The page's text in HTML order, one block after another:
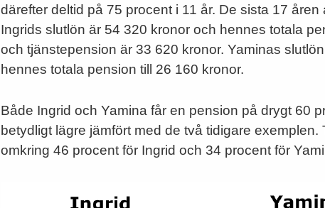
därefter deltid på 75 procent i 11 år. De sista 17 åren
Ingrids slutlön är 54 320 kronor och hennes totala
och tjänstepension är 33 620 kronor. Yaminas
hennes totala pension till 26 160 kronor.
Både Ingrid och Yamina får en pension på drygt 60
betydligt lägre jämfört med de två tidigare
omkring 46 procent för Ingrid och 34 procent för